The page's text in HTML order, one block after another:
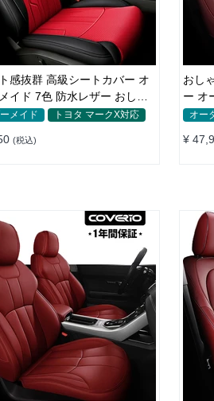
感抜群 高級シートカバー オ
イド 7色 防水レザー おしゃ
ット
メイド トヨタ マークX対応
(税込)
おし
ー オ
色 全
オー
¥